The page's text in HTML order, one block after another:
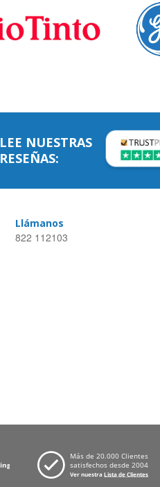
LEE NUESTRAS
RESEÑAS:
Llámanos
822 112103